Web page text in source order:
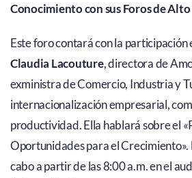
Conocimiento con sus Foros de
Este foro contará con la participación
Claudia Lacouture, directora de
exministra de Comercio, Industria y
internacionalización empresarial,
productividad. Ella hablará sobre el
Oportunidades para el Crecimiento».
cabo a partir de las 8:00 a.m. en el